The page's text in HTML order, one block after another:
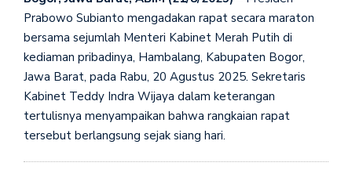
Prabowo Subianto mengadakan rapat secara maraton
bersama sejumlah Menteri Kabinet Merah Putih di
kediaman pribadinya, Hambalang, Kabupaten Bogor,
Jawa Barat, pada Rabu, 20 Agustus 2025. Sekretaris
Kabinet Teddy Indra Wijaya dalam keterangan
tertulisnya menyampaikan bahwa rangkaian rapat
tersebut berlangsung sejak siang hari.